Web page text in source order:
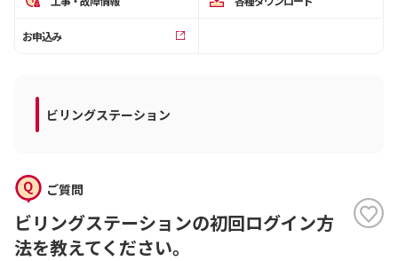
OCNのお客さまはこちら
お申込み
ビリングステーション
ご質問
ビリングステーションの初回ログイン方
法を教えてください。